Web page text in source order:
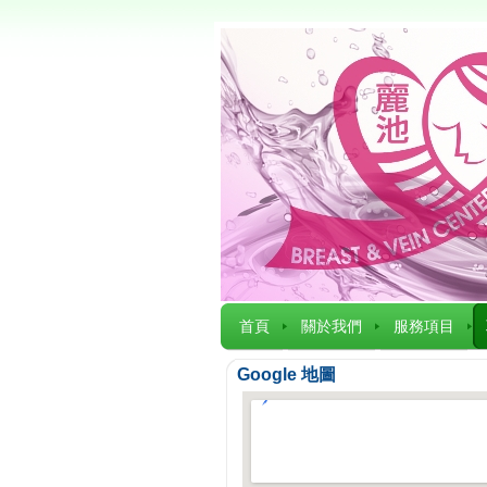
首頁 關於我們 服務項目
Google 地圖